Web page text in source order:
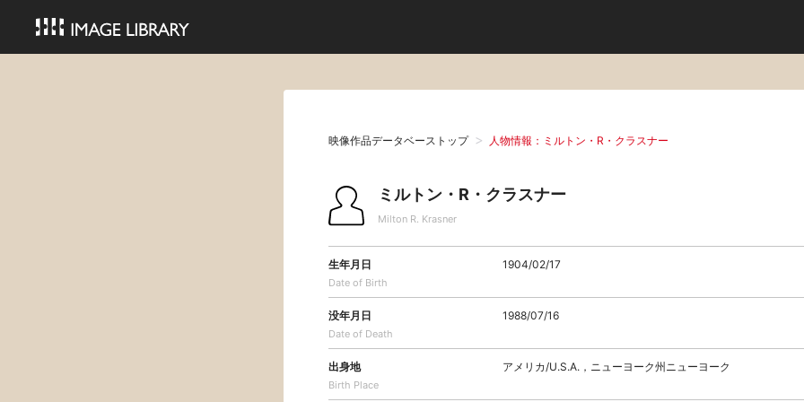
映像作品データベーストップ 人物情報：ミルトン・R・クラスナー
ミルトン・R・クラスナー
Milton R. Krasner
生年月日
Date of Birth
1904/02/17
没年月日
Date of Death
1988/07/16
出身地
Birth Place
アメリカ/U.S.A.，ニューヨーク州ニューヨーク